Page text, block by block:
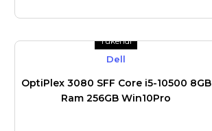
Tükendi
Dell
OptiPlex 3080 SFF Core i5-10500 8GB
Ram 256GB Win10Pro